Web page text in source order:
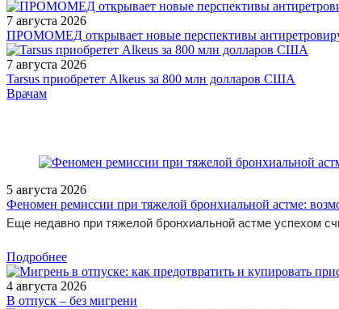
7 августа 2026
ПРОМОМЕД открывает новые перспективы
7 августа 2026
Tarsus приобретет Alkeus за 800 млн долларов США
/doctor/gastroenterology/razvitie-infektsionnogo-endokardita-
Врачам
5 августа 2026
Феномен ремиссии при тяжелой бронхиальной астме:
Еще недавно при тяжелой бронхиальной астме успехом
Подробнее
4 августа 2026
В отпуск – без мигрени